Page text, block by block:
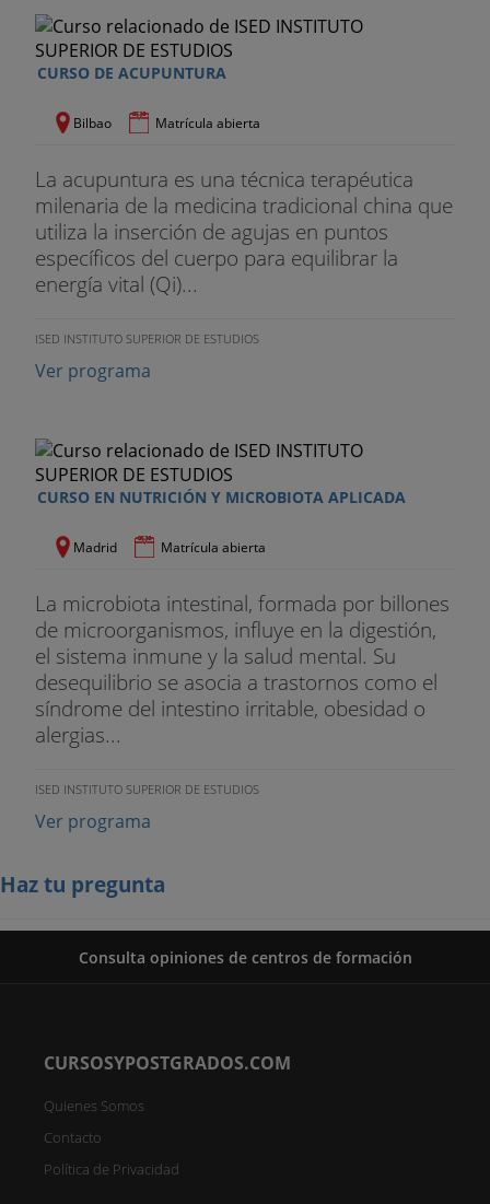
CURSO DE ACUPUNTURA
Bilbao Matrícula abierta
La acupuntura es una técnica terapéutica
milenaria de la medicina tradicional china que
utiliza la inserción de agujas en puntos
específicos del cuerpo para equilibrar la
energía vital (Qi)...
ISED INSTITUTO SUPERIOR DE ESTUDIOS
Ver programa
CURSO EN NUTRICIÓN Y MICROBIOTA APLICADA
Madrid Matrícula abierta
La microbiota intestinal, formada por billones
de microorganismos, influye en la digestión,
el sistema inmune y la salud mental. Su
desequilibrio se asocia a trastornos como el
síndrome del intestino irritable, obesidad o
alergias...
ISED INSTITUTO SUPERIOR DE ESTUDIOS
Ver programa
Haz tu pregunta
Consulta opiniones de centros de formación
CURSOSYPOSTGRADOS.COM
Quienes Somos
Contacto
Política de Privacidad